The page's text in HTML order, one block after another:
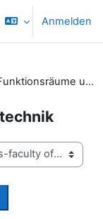
Anmelden
Funktionsräume und Medientechnik
suchen